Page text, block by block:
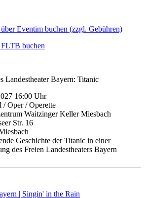
Eventim buchen (zzgl. Gebühren)
buchen
16:00 Uhr
/ Oper / Operette
Waitzinger Keller Miesbach
Str. 16
Geschichte der Titanic in einer
des Freien Landestheaters Bayern
| Singin' in the Rain